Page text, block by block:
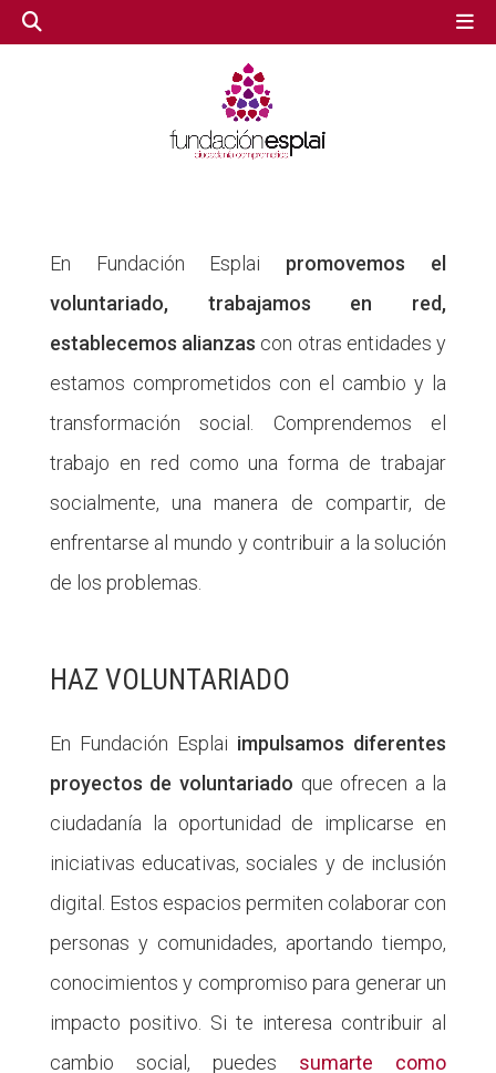
En Fundación Esplai promovemos el
voluntariado, trabajamos en red,
establecemos alianzas con otras entidades y
estamos comprometidos con el cambio y la
transformación social. Comprendemos el
trabajo en red como una forma de trabajar
socialmente, una manera de compartir, de
enfrentarse al mundo y contribuir a la solución
de los problemas.
HAZ VOLUNTARIADO
En Fundación Esplai impulsamos diferentes
proyectos de voluntariado que ofrecen a la
ciudadanía la oportunidad de implicarse en
iniciativas educativas, sociales y de inclusión
digital. Estos espacios permiten colaborar con
personas y comunidades, aportando tiempo,
conocimientos y compromiso para generar un
impacto positivo. Si te interesa contribuir al
cambio social, puedes sumarte como
GESTIÓN TERCER SECTOR
VOLUNTARIADO.NET
GESTIÓN TERCER SECTOR
VOLUNTARIADO.NET